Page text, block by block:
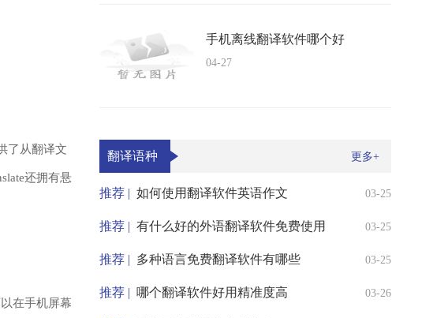
了从翻译文
还拥有悬
在手机屏幕
手机离线翻译软件哪个好
04-27
翻译语种 更多+
推荐 | 如何使用翻译软件英语作文 03-25
推荐 | 有什么好的外语翻译软件免费使用 03-25
推荐 | 多种语言免费翻译软件有哪些 03-25
推荐 | 哪个翻译软件好用精准度高 03-26